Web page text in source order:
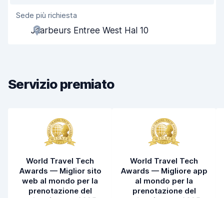
Gentilezza degli agenti
Rapidità del ritiro
Pulizia del veicolo
Sede più richiesta
Jaarbeurs Entree West Hal 10
Servizio premiato
World Travel Tech
Awards — Miglior sito
web al mondo per la
prenotazione del
World Travel Tech
Awards — Migliore app
al mondo per la
prenotazione del